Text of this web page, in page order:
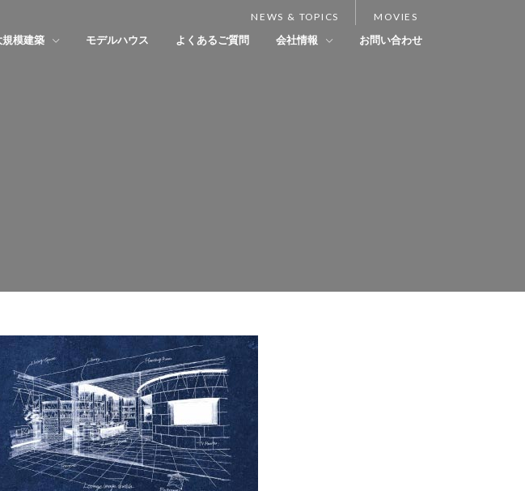
NEWS & TOPICS MOVIES
規模建築 モデルハウス よくあるご質問 会社情報 お問い合わせ